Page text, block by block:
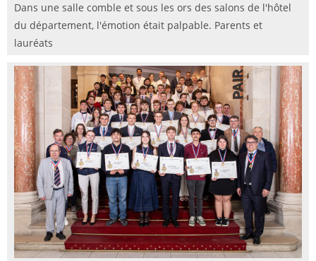
Dans une salle comble et sous les ors des salons de l'hôtel
du département, l'émotion était palpable. Parents et
lauréats